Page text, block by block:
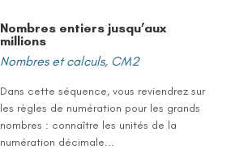
Nombres entiers jusqu’aux
millions
Nombres et calculs, CM2
Dans cette séquence, vous reviendrez sur
les règles de numération pour les grands
nombres : connaître les unités de la
numération décimale...